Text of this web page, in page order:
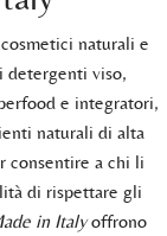
naturali e
detergenti viso,
e integratori,
naturali di alta
consentire a chi li
di rispettare gli
in Italyoffrono